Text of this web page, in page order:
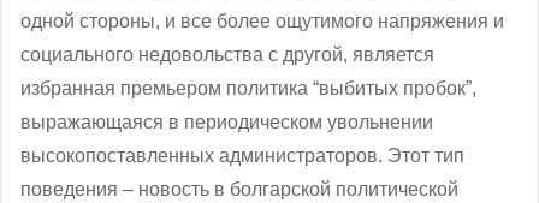
одной стороны, и все более ощутимого напряжения и
социального недовольства с другой, является
избранная премьером политика “выбитых пробок”,
выражающаяся в периодическом увольнении
высокопоставленных администраторов. Этот тип
поведения – новость в болгарской политической